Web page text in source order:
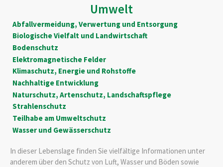
Umwelt
Abfallvermeidung, Verwertung und Entsorgung
Biologische Vielfalt und Landwirtschaft
Bodenschutz
Elektromagnetische Felder
Klimaschutz, Energie und Rohstoffe
Nachhaltige Entwicklung
Naturschutz, Artenschutz, Landschaftspflege
Strahlenschutz
Teilhabe am Umweltschutz
Wasser und Gewässerschutz
In dieser Lebenslage finden Sie vielfältige Informationen unter
anderem über den Schutz von Luft, Wasser und Böden sowie